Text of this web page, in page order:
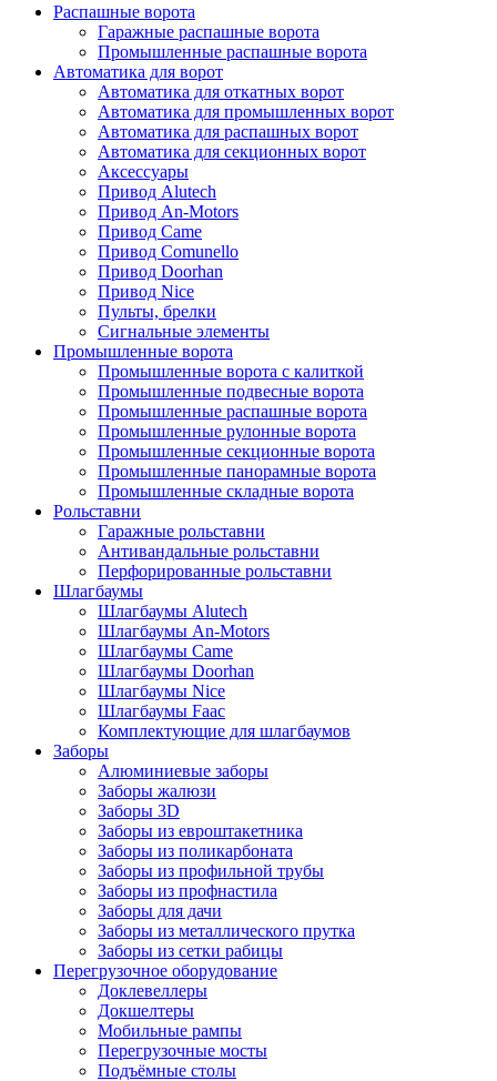
Распашные ворота
Гаражные распашные ворота
Промышленные распашные ворота
Автоматика для ворот
Автоматика для откатных ворот
Автоматика для промышленных ворот
Автоматика для распашных ворот
Автоматика для секционных ворот
Аксессуары
Привод Alutech
Привод An-Motors
Привод Came
Привод Comunello
Привод Doorhan
Привод Nice
Пульты, брелки
Сигнальные элементы
Промышленные ворота
Промышленные ворота с калиткой
Промышленные подвесные ворота
Промышленные распашные ворота
Промышленные рулонные ворота
Промышленные секционные ворота
Промышленные панорамные ворота
Промышленные складные ворота
Рольставни
Гаражные рольставни
Антивандальные рольставни
Перфорированные рольставни
Шлагбаумы
Шлагбаумы Alutech
Шлагбаумы An-Motors
Шлагбаумы Came
Шлагбаумы Doorhan
Шлагбаумы Nice
Шлагбаумы Faac
Комплектующие для шлагбаумов
Заборы
Алюминиевые заборы
Заборы жалюзи
Заборы 3D
Заборы из евроштакетника
Заборы из поликарбоната
Заборы из профильной трубы
Заборы из профнастила
Заборы для дачи
Заборы из металлического прутка
Заборы из сетки рабицы
Перегрузочное оборудование
Доклевеллеры
Докшелтеры
Мобильные рампы
Перегрузочные мосты
Подъёмные столы